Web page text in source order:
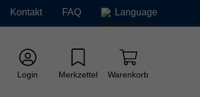
Kontakt FAQ Language
Login Merkzettel Warenkorb